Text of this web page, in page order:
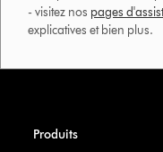
- visitez nos pages
explicatives et bien plus.​
Produits